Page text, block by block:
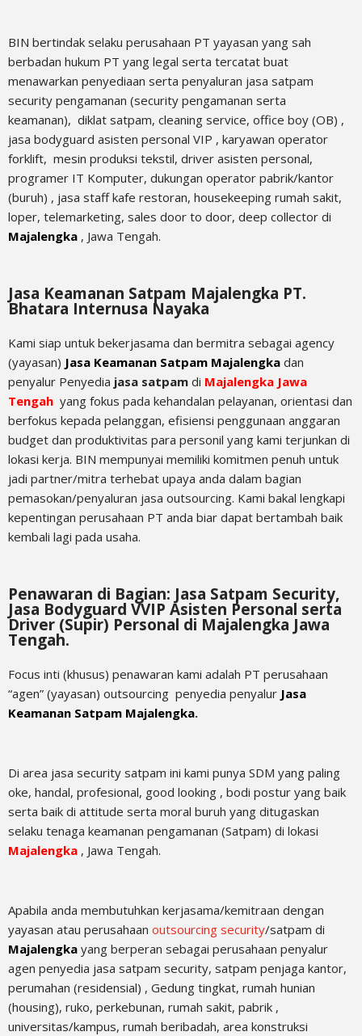
BIN bertindak selaku perusahaan PT yayasan yang sah
berbadan hukum PT yang legal serta tercatat buat
menawarkan penyediaan serta penyaluran jasa satpam
security pengamanan (security pengamanan serta
keamanan), diklat satpam, cleaning service, office boy (OB) ,
jasa bodyguard asisten personal VIP , karyawan operator
forklift, mesin produksi tekstil, driver asisten personal,
programer IT Komputer, dukungan operator pabrik/kantor
(buruh) , jasa staff kafe restoran, housekeeping rumah sakit,
loper, telemarketing, sales door to door, deep collector di
Majalengka , Jawa Tengah.
Jasa Keamanan Satpam Majalengka PT.
Bhatara Internusa Nayaka
Kami siap untuk bekerjasama dan bermitra sebagai agency
(yayasan) Jasa Keamanan Satpam Majalengka dan
penyalur Penyedia jasa satpam di Majalengka Jawa
Tengah yang fokus pada kehandalan pelayanan, orientasi dan
berfokus kepada pelanggan, efisiensi penggunaan anggaran
budget dan produktivitas para personil yang kami terjunkan di
lokasi kerja. BIN mempunyai memiliki komitmen penuh untuk
jadi partner/mitra terhebat upaya anda dalam bagian
pemasokan/penyaluran jasa outsourcing. Kami bakal lengkapi
kepentingan perusahaan PT anda biar dapat bertambah baik
kembali lagi pada usaha.
Penawaran di Bagian: Jasa Satpam Security,
Jasa Bodyguard VVIP Asisten Personal serta
Driver (Supir) Personal di Majalengka Jawa
Tengah.
Focus inti (khusus) penawaran kami adalah PT perusahaan
“agen” (yayasan) outsourcing penyedia penyalur Jasa
Keamanan Satpam Majalengka.
Di area jasa security satpam ini kami punya SDM yang paling
oke, handal, profesional, good looking , bodi postur yang baik
serta baik di attitude serta moral buruh yang ditugaskan
selaku tenaga keamanan pengamanan (Satpam) di lokasi
Majalengka , Jawa Tengah.
Apabila anda membutuhkan kerjasama/kemitraan dengan
yayasan atau perusahaan outsourcing security/satpam di
Majalengka yang berperan sebagai perusahaan penyalur
agen penyedia jasa satpam security, satpam penjaga kantor,
perumahan (residensial) , Gedung tingkat, rumah hunian
(housing), ruko, perkebunan, rumah sakit, pabrik ,
universitas/kampus, rumah beribadah, area konstruksi